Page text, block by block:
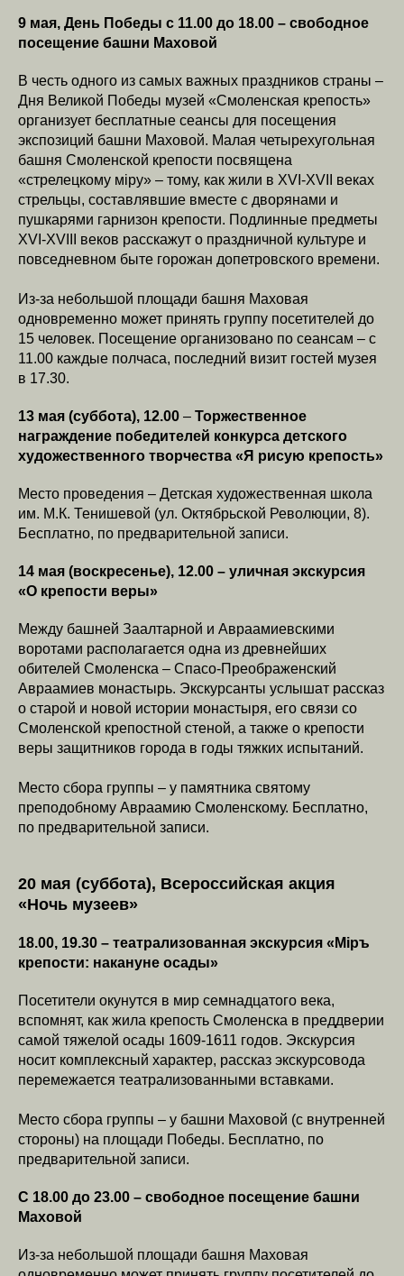
9 мая, День Победы с 11.00 до 18.00 – свободное
посещение башни Маховой
В честь одного из самых важных праздников страны –
Дня Великой Победы музей «Смоленская крепость»
организует бесплатные сеансы для посещения
экспозиций башни Маховой. Малая четырехугольная
башня Смоленской крепости посвящена
«стрелецкому мiру» – тому, как жили в XVI-XVII веках
стрельцы, составлявшие вместе с дворянами и
пушкарями гарнизон крепости. Подлинные предметы
XVI-XVIII веков расскажут о праздничной культуре и
повседневном быте горожан допетровского времени.
Из-за небольшой площади башня Маховая
одновременно может принять группу посетителей до
15 человек. Посещение организовано по сеансам – с
11.00 каждые полчаса, последний визит гостей музея
в 17.30.
13 мая (суббота), 12.00 – Торжественное
награждение победителей конкурса детского
художественного творчества «Я рисую крепость»
Место проведения – Детская художественная школа
им. М.К. Тенишевой (ул. Октябрьской Революции, 8).
Бесплатно, по предварительной записи.
14 мая (воскресенье), 12.00 – уличная экскурсия
«О крепости веры»
Между башней Заалтарной и Авраамиевскими
воротами располагается одна из древнейших
обителей Смоленска – Спасо-Преображенский
Авраамиев монастырь. Экскурсанты услышат рассказ
о старой и новой истории монастыря, его связи со
Смоленской крепостной стеной, а также о крепости
веры защитников города в годы тяжких испытаний.
Место сбора группы – у памятника святому
преподобному Авраамию Смоленскому. Бесплатно,
по предварительной записи.
20 мая (суббота), Всероссийская акция
«Ночь музеев»
18.00, 19.30 – театрализованная экскурсия «Мiръ
крепости: накануне осады»
Посетители окунутся в мир семнадцатого века,
вспомнят, как жила крепость Смоленска в преддверии
самой тяжелой осады 1609-1611 годов. Экскурсия
носит комплексный характер, рассказ экскурсовода
перемежается театрализованными вставками.
Место сбора группы – у башни Маховой (с внутренней
стороны) на площади Победы. Бесплатно, по
предварительной записи.
С 18.00 до 23.00 – свободное посещение башни
Маховой
Из-за небольшой площади башня Маховая